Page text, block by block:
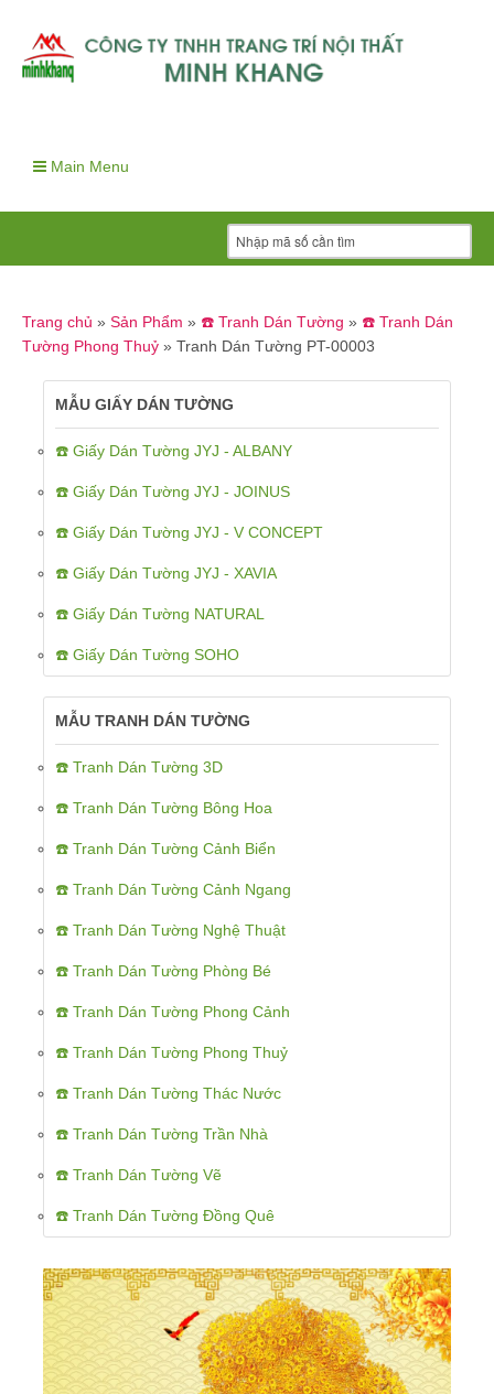
Main Menu
Trang chủ » Sản Phẩm » ☎️ Tranh Dán Tường » ☎️ Tranh Dán
Tường Phong Thuỷ » Tranh Dán Tường PT-00003
MẪU GIẤY DÁN TƯỜNG
☎️ Giấy Dán Tường JYJ - ALBANY
☎️ Giấy Dán Tường JYJ - JOINUS
☎️ Giấy Dán Tường JYJ - V CONCEPT
☎️ Giấy Dán Tường JYJ - XAVIA
☎️ Giấy Dán Tường NATURAL
☎️ Giấy Dán Tường SOHO
MẪU TRANH DÁN TƯỜNG
☎️ Tranh Dán Tường 3D
☎️ Tranh Dán Tường Bông Hoa
☎️ Tranh Dán Tường Cảnh Biển
☎️ Tranh Dán Tường Cảnh Ngang
☎️ Tranh Dán Tường Nghệ Thuật
☎️ Tranh Dán Tường Phòng Bé
☎️ Tranh Dán Tường Phong Cảnh
☎️ Tranh Dán Tường Phong Thuỷ
☎️ Tranh Dán Tường Thác Nước
☎️ Tranh Dán Tường Trần Nhà
☎️ Tranh Dán Tường Vẽ
☎️ Tranh Dán Tường Đồng Quê